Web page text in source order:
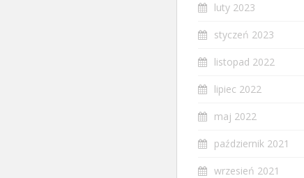
luty 2023
styczeń 2023
listopad 2022
lipiec 2022
maj 2022
październik 2021
wrzesień 2021